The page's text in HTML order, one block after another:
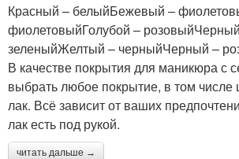
Красный – белыйБежевый –
фиолетовыйГолубой –
зеленыйЖелтый – черныйЧерный –
В качестве покрытия для маникюра с
выбрать любое покрытие, в том числе
лак. Всё зависит от ваших
лак есть под рукой.
читать дальше →